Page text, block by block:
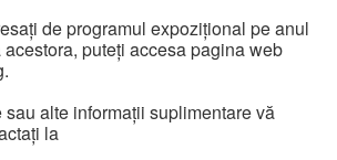
de programul expoziţional pe anul
puteţi accesa pagina web
sau alte informaţii suplimentare vă
la